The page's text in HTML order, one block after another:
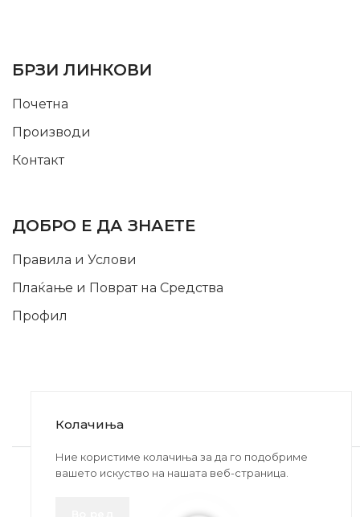
БРЗИ ЛИНКОВИ
Почетна
Производи
Контакт
ДОБРО Е ДА ЗНАЕТЕ
Правила и Услови
Плаќање и Поврат на Средства
Профил
2020-2024 © MB DISKONT. Изработено од
БРАМИТ ДООЕЛ
Колачиња
Ние користиме колачиња за да го подобриме
вашето искуство на нашата веб-страница.